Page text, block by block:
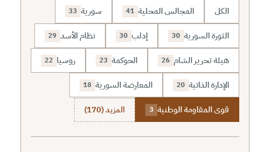
الكل المجالس المحلية 41 سورية 33
الثورة السورية 30 إدلب 30 نظام الأسد 29
هيئة تحرير الشام 26 الحوكمة 23 روسيا 22
الإدارة الذاتية 20 المعارضة السورية 18
قوى المقاومة الوطنية 3 المزيد (170)